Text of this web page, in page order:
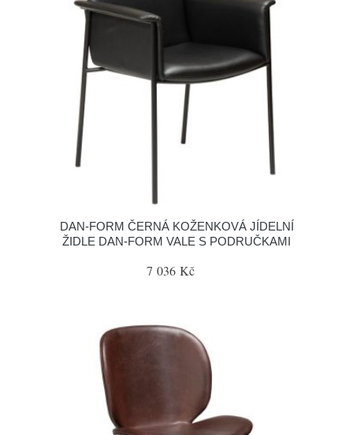
​​​​​DAN-FORM ČERNÁ KOŽENKOVÁ JÍDELNÍ
ŽIDLE DAN-FORM VALE S PODRUČKAMI
7 036 Kč